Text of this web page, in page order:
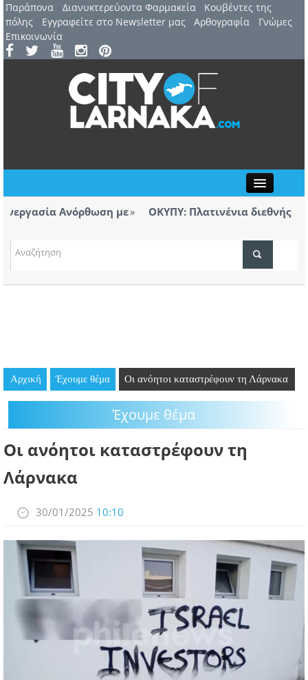
Παράπονα Διανυκτερεύοντα Φαρμακεία
Kουβέντες της
πόλης
Εγγραφείτε στο Newsletter μας Αρθογραφία
Γνώμες
Επικοινωνία
ΤΟΠΙΚΑ ΝΕΑ
ΘΕΣΕΙΣ ΕΡΓΑΣΙΑΣ
ΠΡΟΣΩΠΑ
ΠΕΡΙΣΣΟΤΕΡΑ
Ανόρθωση με
ΟΚΥΠΥ: Πλατινένια διεθνής
πόρισμα για την πυρκαγιά στο πεδίο
ευθύνες, αυτές θα αποδοθούν»
Αρχική Έχουμε θέμα Οι ανόητοι καταστρέφουν τη Λάρνακα
Έχουμε θέμα
Οι ανόητοι καταστρέφουν τη
Λάρνακα
30/01/2025 10:10